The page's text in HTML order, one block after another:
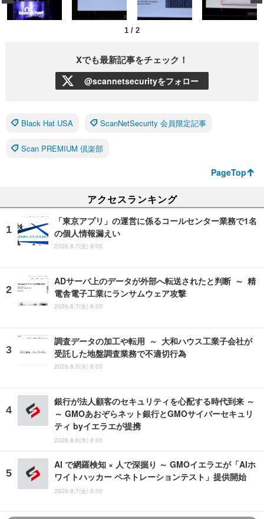
1 / 2
Xでも最新記事をチェック！
@scannetsecurityをフォロー
Black Hat USA ScanNetSecurity 会員限定記事
Scan PREMIUM 倶楽部
PageTop
アクセスランキング
「東京アプリ」の運営に係るコールセンター業務で1名
の個人情報漏えい
2026.8.7(金) 8:05
ADサーバ上のデータが外部へ転送されたと判断 ～ 精
電舎電子工業にランサムウェア攻撃
2026.8.7(金) 8:05
調査データの加工や転用 ～ 大和ハウス工業子会社が
受託した地盤調査業務で不適切行為
2026.8.5(水) 8:05
銀行が法人顧客のセキュリティを心配する時代到来 ～
～ GMOあおぞらネット銀行とGMOサイバーセキュリ
ティ byイエラエが提携
2026.8.6(木) 8:00
AI で網羅検知 × 人で深掘り ～ GMOイエラエが「AIホ
ワイトハッカー ペネトレーションテスト」提供開始
2026.8.7(金) 8:00